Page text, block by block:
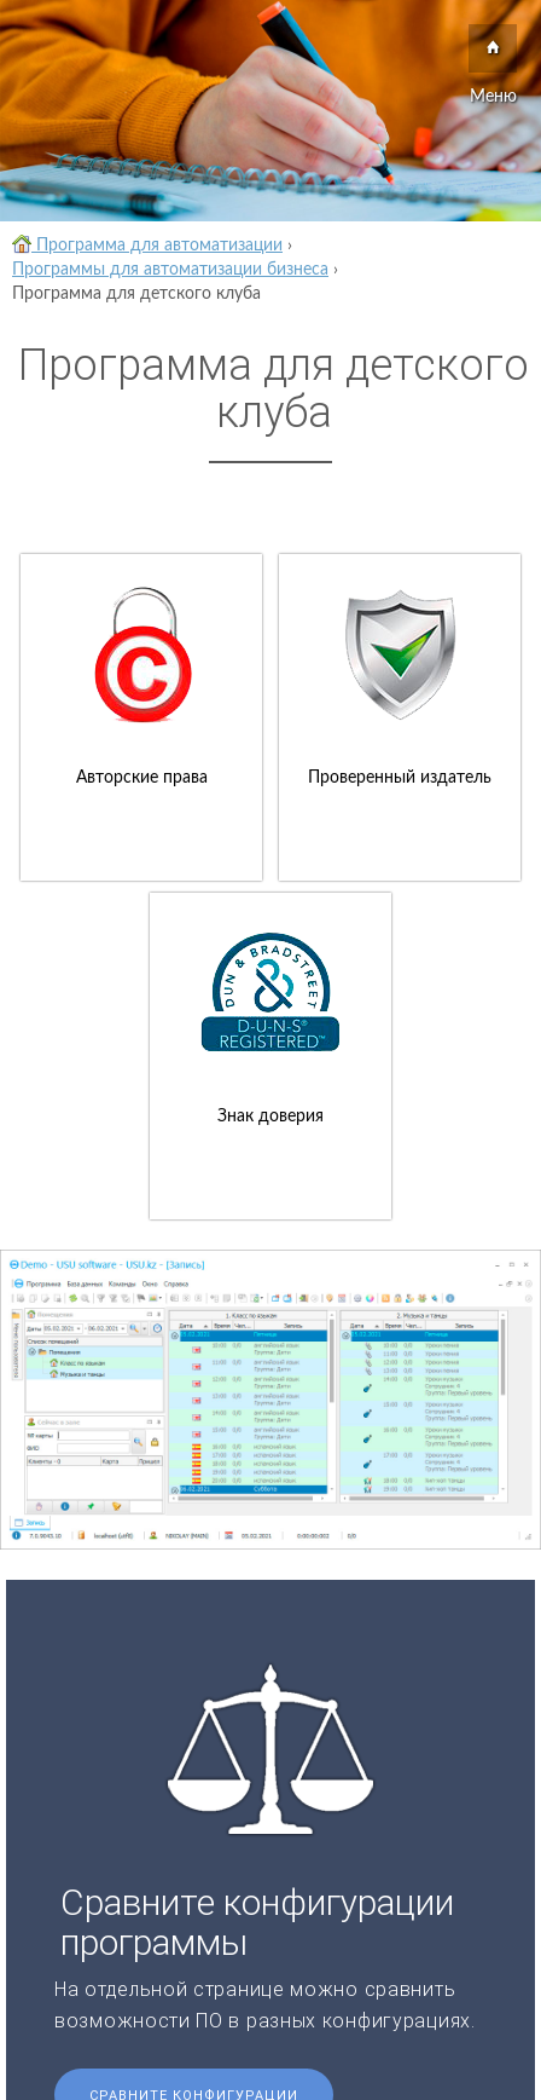
Меню
Программа для автоматизации ›
Программы для автоматизации бизнеса ›
Программа для детского клуба
Программа для детского
клуба
Авторские права Проверенный издатель
Знак доверия
Сравните конфигурации
программы
На отдельной странице можно сравнить
возможности ПО в разных конфигурациях.
СРАВНИТЕ КОНФИГУРАЦИИ